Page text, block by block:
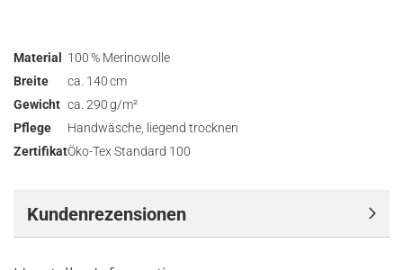
Material
100 % Merinowolle
Breite
ca. 140 cm
Gewicht ca. 290 g/m²
Pflege
Handwäsche, liegend trocknen
ZertifikatÖko-Tex Standard 100
Kundenrezensionen